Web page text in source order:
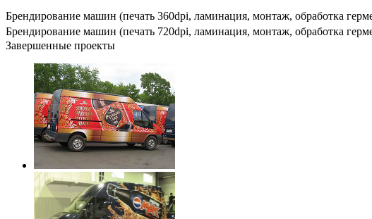
Брендирование машин (печать 360dpi, ламинация, монтаж, обработка
Брендирование машин (печать 720dpi, ламинация, монтаж, обработка
Завершенные проекты